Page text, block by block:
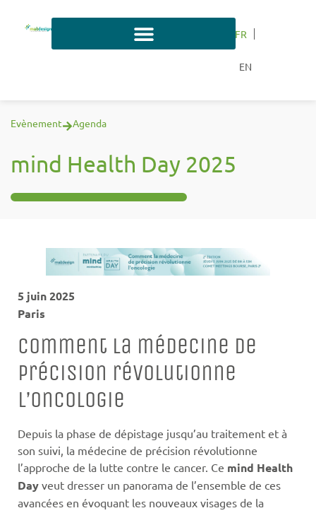
FR
EN
Evènement Agenda
mind Health Day 2025
5 juin 2025
Paris
Comment la médecine de
précision révolutionne
l’oncologie
Depuis la phase de dépistage jusqu’au traitement et à
son suivi, la médecine de précision révolutionne
l’approche de la lutte contre le cancer. Ce mind Health
Day veut dresser un panorama de l’ensemble de ces
avancées en évoquant les nouveaux visages de la